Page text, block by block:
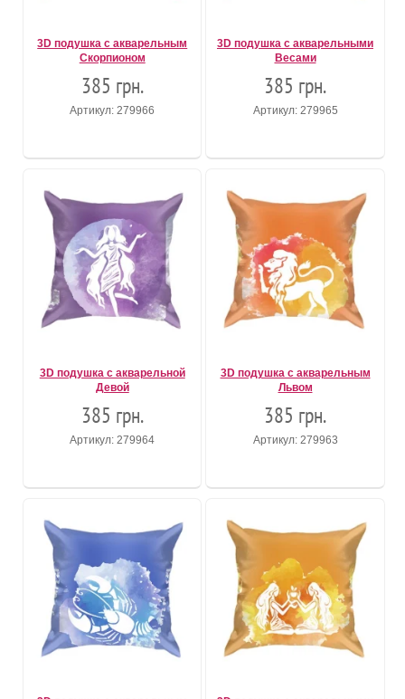
3D подушка с акварельным
Скорпионом
385 грн.
Артикул: 279966
3D подушка с акварельными
Весами
385 грн.
Артикул: 279965
3D подушка с акварельной
Девой
385 грн.
Артикул: 279964
3D подушка с акварельным
Львом
385 грн.
Артикул: 279963